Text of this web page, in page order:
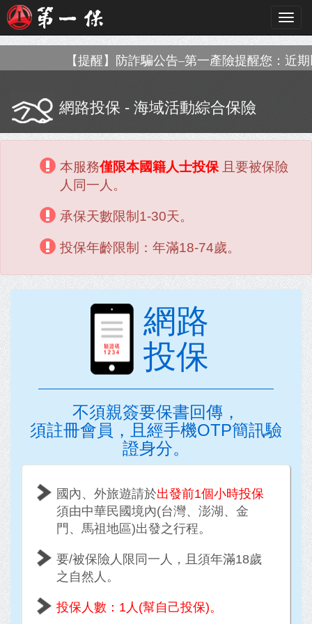
【提醒】防詐騙公告–第一產險提醒您：近
網路投保 - 海域活動綜合保險
本服務僅限本國籍人士投保 且要被保險
人同一人。
承保天數限制1-30天。
投保年齡限制：年滿18-74歲。
網路
投保
不須親簽要保書回傳，
須註冊會員，且經手機OTP簡訊驗
證身分。
國內、外旅遊請於出發前1個小時投保
須由中華民國境內(台灣、澎湖、金
門、馬祖地區)出發之行程。
要/被保險人限同一人，且須年滿18歲
之自然人。
投保人數：1人(幫自己投保)。